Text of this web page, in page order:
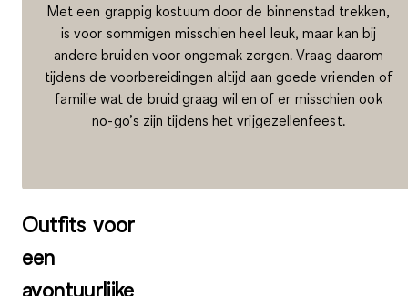
Met een grappig kostuum door de binnenstad trekken,
is voor sommigen misschien heel leuk, maar kan bij
andere bruiden voor ongemak zorgen. Vraag daarom
tijdens de voorbereidingen altijd aan goede vrienden of
familiewat de bruid graag wil en of er misschien ook
no-go’s zijn tijdens het vrijgezellenfeest.
Outfits voor
een
avontuurlijke